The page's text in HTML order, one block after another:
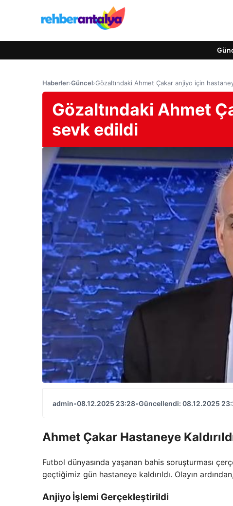
Haberler›Güncel›Gözaltındaki Ahmet Çakar anjiyo için
Gözaltındaki Ahmet
sevk edildi
admin•08.12.2025 23:28•Güncellendi: 08.12.2025
Ahmet Çakar Hastaneye
Futbol dünyasında yaşanan bahis soruşturması
geçtiğimiz gün hastaneye kaldırıldı. Olayın
Anjiyo İşlemi Gerçekleştirildi